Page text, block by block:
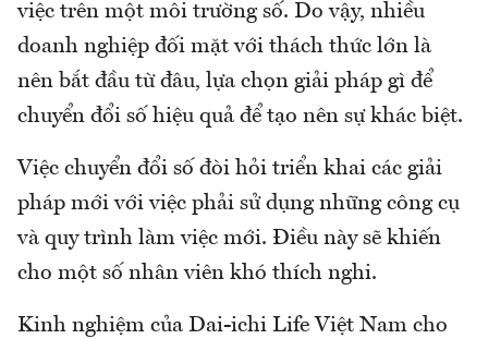
việc trên một môi trường số. Do vậy, nhiều
doanh nghiệp đối mặt với thách thức lớn là
nên bắt đầu từ đâu, lựa chọn giải pháp gì để
chuyển đổi số hiệu quả để tạo nên sự khác biệt.
Việc chuyển đổi số đòi hỏi triển khai các giải
pháp mới với việc phải sử dụng những công cụ
và quy trình làm việc mới. Điều này sẽ khiến
cho một số nhân viên khó thích nghi.
Kinh nghiệm của Dai-ichi Life Việt Nam cho